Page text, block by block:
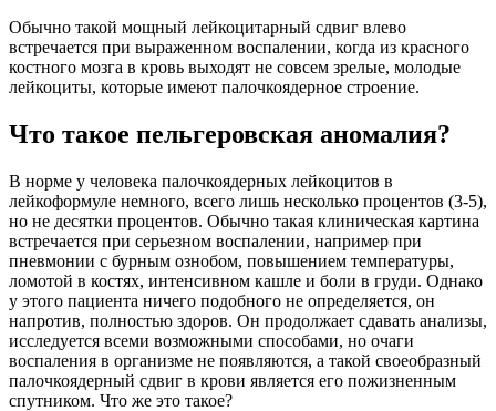
Обычно такой мощный лейкоцитарный сдвиг влево
встречается при выраженном воспалении, когда из красного
костного мозга в кровь выходят не совсем зрелые, молодые
лейкоциты, которые имеют палочкоядерное строение.
Что такое пельгеровская аномалия?
В норме у человека палочкоядерных лейкоцитов в
лейкоформуле немного, всего лишь несколько процентов (3-5),
но не десятки процентов. Обычно такая клиническая картина
встречается при серьезном воспалении, например при
пневмонии с бурным ознобом, повышением температуры,
ломотой в костях, интенсивном кашле и боли в груди. Однако
у этого пациента ничего подобного не определяется, он
напротив, полностью здоров. Он продолжает сдавать анализы,
исследуется всеми возможными способами, но очаги
воспаления в организме не появляются, а такой своеобразный
палочкоядерный сдвиг в крови является его пожизненным
спутником. Что же это такое?